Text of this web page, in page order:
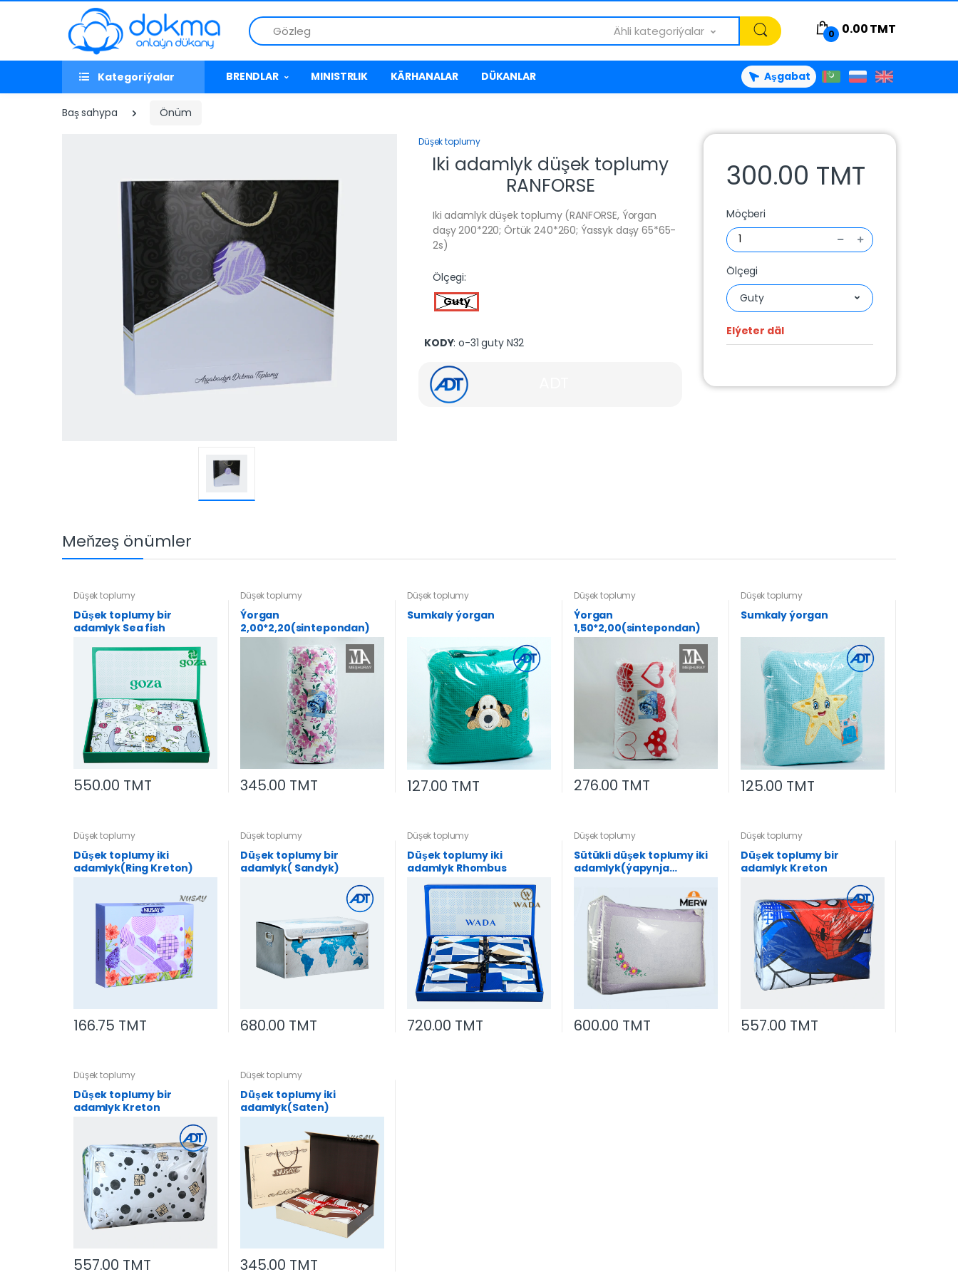
Gözleg
Ähli kategoriýalar 0 0.00TMT
Kategoriýalar BRENDLAR MINISTRLIK KÄRHANALAR DÜKANLAR Aşgabat
Baş sahypa Önüm
Düşek toplumy
Iki adamlyk düşek toplumy
RANFORSE
Iki adamlyk düşek toplumy (RANFORSE, Ýorgan
daşy 200*220; Örtük 240*260; Ýassyk daşy 65*65-
2s)
Ölçegi:
Guty
KODY: o-31 guty N32
300.00 TMT
Möçberi
Ölçegi
Guty
Elýeter däl
Meňzeş önümler
Düşek toplumy
Düşek toplumy bir
adamlyk Sea fish
550.00 TMT
Düşek toplumy
Ýorgan
2,00*2,20(sintepondan)
345.00 TMT
Düşek toplumy
Sumkaly ýorgan
127.00 TMT
Düşek toplumy
Ýorgan
1,50*2,00(sintepondan)
276.00 TMT
Düşek toplumy
Sumkaly ýorgan
125.00 TMT
Düşek toplumy
Düşek toplumy iki
adamlyk(Ring Kreton)
166.75 TMT
Düşek toplumy
Düşek toplumy bir
adamlyk( Sandyk)
680.00 TMT
Düşek toplumy
Düşek toplumy iki
adamlyk Rhombus
720.00 TMT
Düşek toplumy
Sütükli düşek toplumy iki
adamlyk(ýapynja
200*220-1s, ýassyk 50*70-
600.00 TMT
Düşek toplumy
Düşek toplumy bir
adamlyk Kreton
557.00 TMT
Düşek toplumy
Düşek toplumy bir
adamlyk Kreton
557.00 TMT
Düşek toplumy
Düşek toplumy iki
adamlyk(Saten)
345.00 TMT